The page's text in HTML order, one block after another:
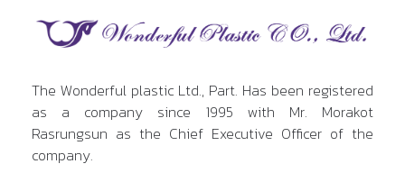
The Wonderful plastic Ltd., Part. Has been registered
as a company since 1995 with Mr. Morakot
Rasrungsun as the Chief Executive Officer of the
company.